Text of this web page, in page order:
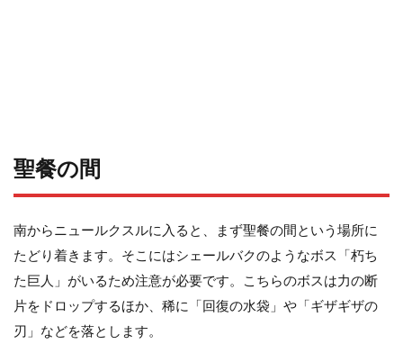
聖餐の間
南からニュールクスルに入ると、まず聖餐の間という場所に
たどり着きます。そこにはシェールバクのようなボス「朽ち
た巨人」がいるため注意が必要です。こちらのボスは力の断
片をドロップするほか、稀に「回復の水袋」や「ギザギザの
刃」などを落とします。